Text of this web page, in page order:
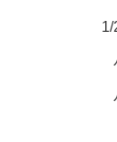
1/